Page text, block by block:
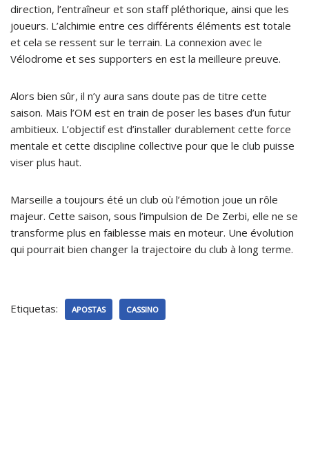
direction, l’entraîneur et son staff pléthorique, ainsi que les
joueurs. L’alchimie entre ces différents éléments est totale
et cela se ressent sur le terrain. La connexion avec le
Vélodrome et ses supporters en est la meilleure preuve.
Alors bien sûr, il n’y aura sans doute pas de titre cette
saison. Mais l’OM est en train de poser les bases d’un futur
ambitieux. L’objectif est d’installer durablement cette force
mentale et cette discipline collective pour que le club puisse
viser plus haut.
Marseille a toujours été un club où l’émotion joue un rôle
majeur. Cette saison, sous l’impulsion de De Zerbi, elle ne se
transforme plus en faiblesse mais en moteur. Une évolution
qui pourrait bien changer la trajectoire du club à long terme.
Etiquetas: APOSTAS CASSINO